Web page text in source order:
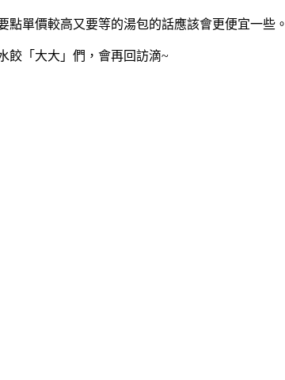
單價較高又要等的湯包的話應該會更便宜一些。
餃「大大」們，會再回訪滴~